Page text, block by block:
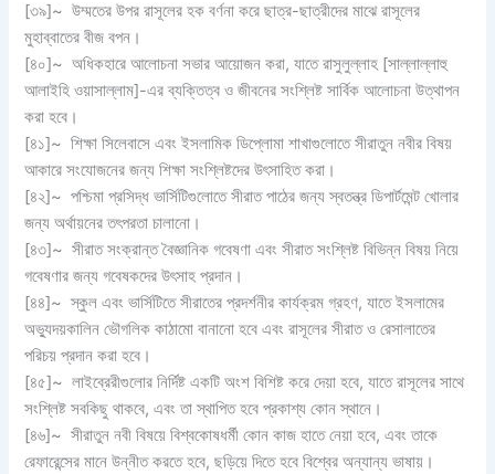
[৩৯]~ উম্মতের উপর রাসূলের হক বর্ণনা করে ছাত্র-ছাত্রীদের মাঝে রাসূলের
মুহাব্বাতের বীজ বপন।
[৪০]~ অধিকহারে আলোচনা সভার আয়োজন করা, যাতে রাসুলুল্লাহ [সাল্লাল্লাহু
আলাইহি ওয়াসাল্লাম]-এর ব্যক্তিত্ব ও জীবনের সংশ্লিষ্ট সার্বিক আলোচনা উত্থাপন
করা হবে।
[৪১]~ শিক্ষা সিলেবাসে এবং ইসলামিক ডিপ্লোমা শাখাগুলোতে সীরাতুন নবীর বিষয়
আকারে সংযোজনের জন্য শিক্ষা সংশ্লিষ্টদের উৎসাহিত করা।
[৪২]~ পশ্চিমা প্রসিদ্ধ ভার্সিটিগুলোতে সীরাত পাঠের জন্য স্বতন্ত্র ডিপার্টমেন্ট খোলার
জন্য অর্থায়নের তৎপরতা চালানো।
[৪৩]~ সীরাত সংক্রান্ত বৈজ্ঞানিক গবেষণা এবং সীরাত সংশ্লিষ্ট বিভিন্ন বিষয় নিয়ে
গবেষণার জন্য গবেষকদের উৎসাহ প্রদান।
[৪৪]~ স্কুল এবং ভার্সিটিতে সীরাতের প্রদর্শনীর কার্যক্রম গ্রহণ, যাতে ইসলামের
অভ্যুদয়কালিন ভৌগলিক কাঠামো বানানো হবে এবং রাসূলের সীরাত ও রেসালাতের
পরিচয় প্রদান করা হবে।
[৪৫]~ লাইব্রেরীগুলোর নির্দিষ্ট একটি অংশ বিশিষ্ট করে দেয়া হবে, যাতে রাসূলের সাথে
সংশ্লিষ্ট সবকিছু থাকবে, এবং তা স্থাপিত হবে প্রকাশ্য কোন স্থানে।
[৪৬]~ সীরাতুন নবী বিষয়ে বিশ্বকোষধর্মী কোন কাজ হাতে নেয়া হবে, এবং তাকে
রেফারেন্সের মানে উন্নীত করতে হবে, ছড়িয়ে দিতে হবে বিশ্বের অন্যান্য ভাষায়।